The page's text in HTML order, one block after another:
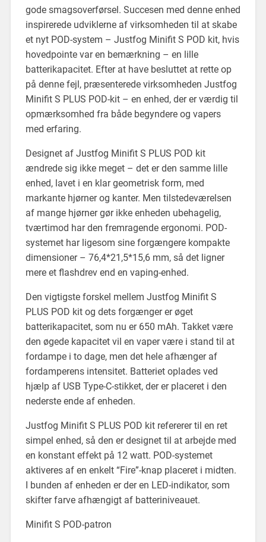
gode smagsoverførsel. Succesen med denne enhed
inspirerede udviklerne af virksomheden til at skabe
et nyt POD-system – Justfog Minifit S POD kit, hvis
hovedpointe var en bemærkning – en lille
batterikapacitet. Efter at have besluttet at rette op
på denne fejl, præsenterede virksomheden Justfog
Minifit S PLUS POD-kit – en enhed, der er værdig til
opmærksomhed fra både begyndere og vapers
med erfaring.
Designet af Justfog Minifit S PLUS POD kit
ændrede sig ikke meget – det er den samme lille
enhed, lavet i en klar geometrisk form, med
markante hjørner og kanter. Men tilstedeværelsen
af mange hjørner gør ikke enheden ubehagelig,
tværtimod har den fremragende ergonomi. POD-
systemet har ligesom sine forgængere kompakte
dimensioner – 76,4*21,5*15,6 mm, så det ligner
mere et flashdrev end en vaping-enhed.
Den vigtigste forskel mellem Justfog Minifit S
PLUS POD kit og dets forgænger er øget
batterikapacitet, som nu er 650 mAh. Takket være
den øgede kapacitet vil en vaper være i stand til at
fordampe i to dage, men det hele afhænger af
fordamperens intensitet. Batteriet oplades ved
hjælp af USB Type-C-stikket, der er placeret i den
nederste ende af enheden.
Justfog Minifit S PLUS POD kit refererer til en ret
simpel enhed, så den er designet til at arbejde med
en konstant effekt på 12 watt. POD-systemet
aktiveres af en enkelt “Fire”-knap placeret i midten.
I bunden af enheden er der en LED-indikator, som
skifter farve afhængigt af batteriniveauet.
Minifit S POD-patron